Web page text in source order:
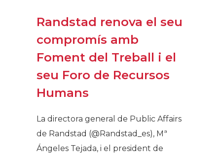
Randstad renova el seu
compromís amb
Foment del Treball i el
seu Foro de Recursos
Humans
La directora general de Public Affairs
de Randstad (@Randstad_es), Mª
Ángeles Tejada, i el president de